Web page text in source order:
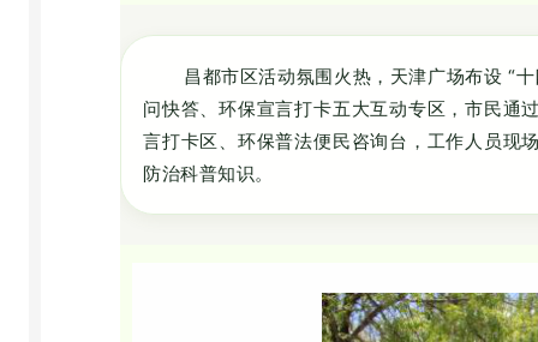
昌都市区活动氛围火热，天津广场布设 “
问快答、环保宣言打卡五大互动专区，市民通
言打卡区、环保普法便民咨询台，工作人员现
防治科普知识。